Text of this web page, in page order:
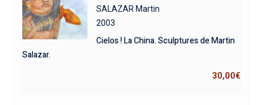
SALAZAR Martin
2003
Cielos ! La China. Sculptures de Martin
Salazar.
30,00€